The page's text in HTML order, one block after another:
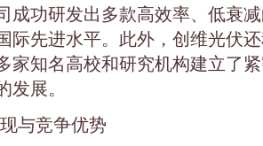
成功研发出多款高效率、低衰
际先进水平。此外，创维光伏
家知名高校和研究机构建立了
发展。
与竞争优势